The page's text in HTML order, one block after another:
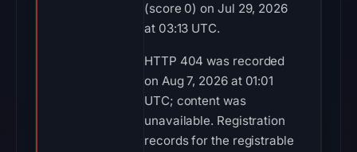
(score 0) on Jul 29, 2026
at 03:13 UTC.
HTTP 404 was recorded
on Aug 7, 2026 at 01:01
UTC; content was
unavailable. Registration
records for the registrable